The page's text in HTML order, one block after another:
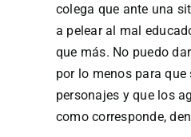
colega que ante una
a pelear al mal
que más. No puedo
por lo menos para
personajes y que los
como corresponde,